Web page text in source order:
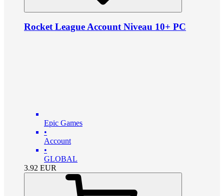
Rocket League Account Niveau 10+ PC
Epic Games
•
Account
•
GLOBAL
3.92 EUR